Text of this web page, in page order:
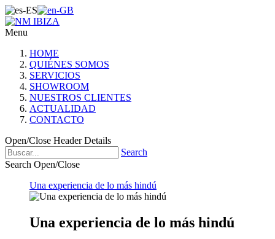
Menu
HOME
QUIÉNES SOMOS
SERVICIOS
SHOWROOM
NUESTROS CLIENTES
ACTUALIDAD
CONTACTO
Open/Close Header Details
Search
Search Open/Close
Una experiencia de lo más hindú
Una experiencia de lo más hindú